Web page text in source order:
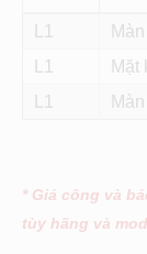
L1
L1
Mặt
L1
* Giá công và
tùy hãng và